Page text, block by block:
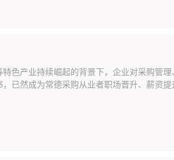
色产业持续崛起的背景下，企业对采购管
已然成为常德采购从业者职场晋升、薪资